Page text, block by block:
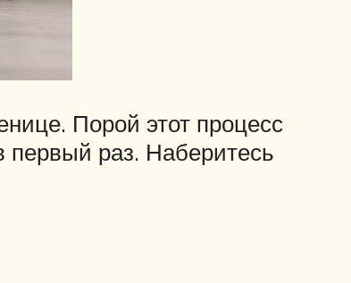
Порой этот процесс
первый раз. Наберитесь